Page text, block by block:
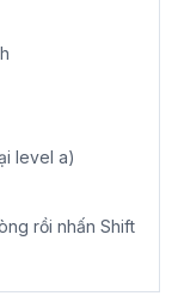
level a)
rồi nhấn Shift